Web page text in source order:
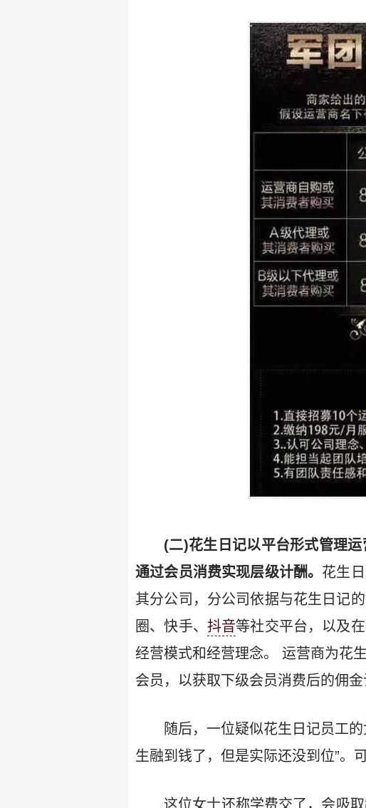
(二)花生日记以平台形式管理
通过会员消费实现层级计酬。 花生
其分公司，分公司依据与花生日记
圈、快手、 抖音等社交平台，以及
经营模式和经营理念。 运营商为花
会员，以获取下级会员消费后的佣
随后，一位疑似花生日记员工
生融到钱了，但是实际还没到位”。
这位女士还称学费交了，会吸